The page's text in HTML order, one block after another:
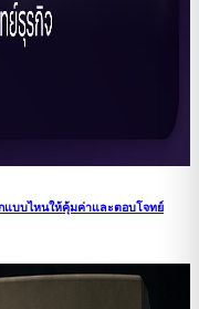
แบบไหนให้คุ้มค่าและตอบโจทย์